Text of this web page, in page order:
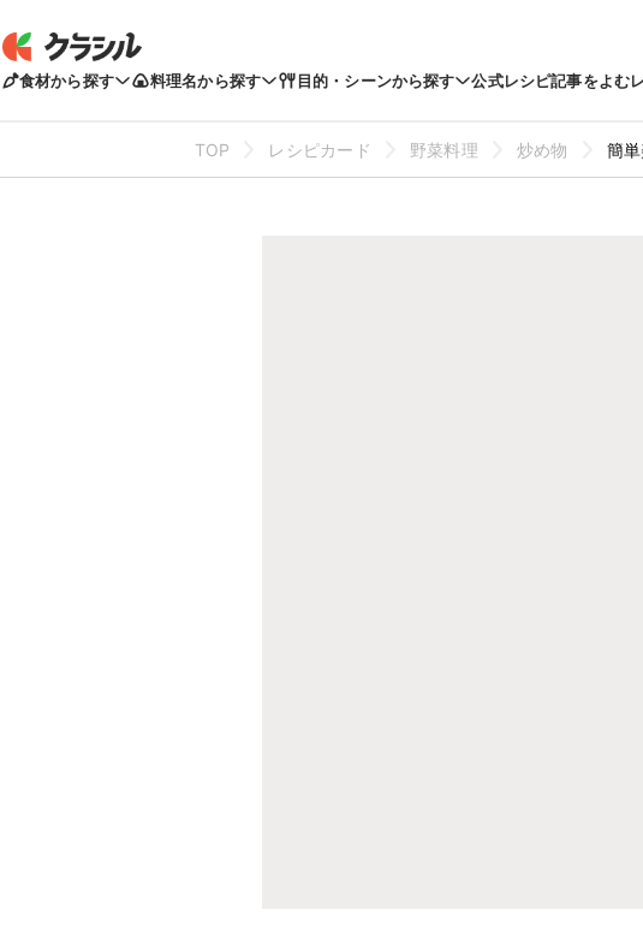
食材から探す 料理名から探す 目的・シーンから探す 公式レシピ記事をよむ
TOP レシピカード 野菜料理 炒め物 簡